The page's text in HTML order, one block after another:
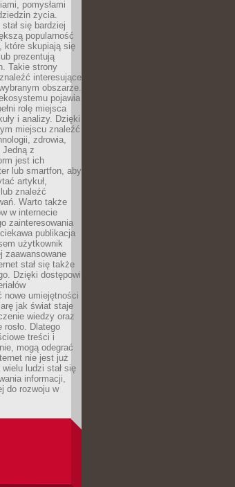
pomysłami
życia.
się bardziej
popularność
które skupiają się
prezentują
Takie strony
interesujące
obszarze.
pojawia
rolę miejsca
i analizy. Dzięki
miejscu znaleźć
zdrowia,
Jedną z
jest ich
lub smartfon, aby
artykuł,
znaleźć
Warto także
w internecie
zainteresowania
publikacja
użytkownik
zaawansowane
stał się także
Dzięki dostępowi
nowe umiejętności
jak świat staje
wiedzy oraz
Dlatego
treści i
mogą odegrać
nie jest już
ludzi stał się
informacji,
do rozwoju w